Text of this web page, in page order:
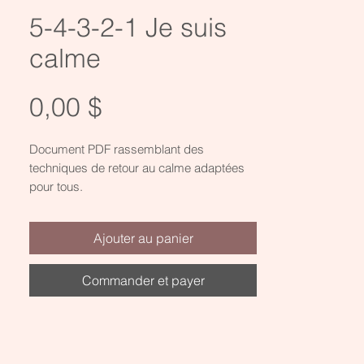
Aperçu rapide
Réservoir affectif à remplir
5-4-3-2-1 Je suis
calme
0,00 $
Document PDF rassemblant des
techniques de retour au calme adaptées
pour tous.
Exercice de pleine conscience à faire pour
se recentrer à tout moment de la journée.
Ajouter au panier
Commander et payer